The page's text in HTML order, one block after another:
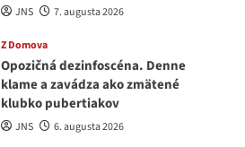
JNS 7. augusta 2026
Z Domova
Opozičná dezinfoscéna. Denne
klame a zavádza ako zmätené
klubko pubertiakov
JNS 6. augusta 2026